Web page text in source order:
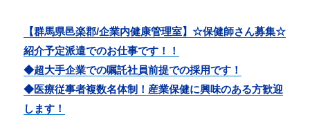
【群馬県邑楽郡/企業内健康管理室】☆保健師さん募集☆
紹介予定派遣でのお仕事です！！
◆超大手企業での嘱託社員前提での採用です！
◆医療従事者複数名体制！産業保健に興味のある方歓迎
します！